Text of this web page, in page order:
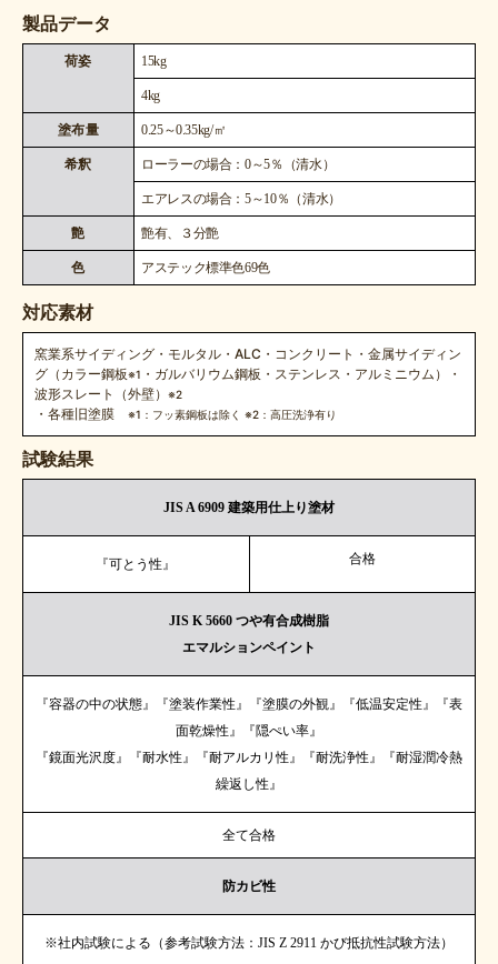
製品データ
荷姿 15kg
4kg
塗布量 0.25～0.35kg/㎡
希釈 ローラーの場合：0～5％（清水）
エアレスの場合：5～10％（清水）
艶 艶有、３分艶
色 アステック標準色69色
対応素材
窯業系サイディング・モルタル・ALC・コンクリート・金属サイディン
グ（カラー鋼板※1 ・ガルバリウム鋼板・ステンレス・アルミニウム）・
波形スレート（外壁）※2
・各種旧塗膜※1：フッ素鋼板は除く ※2：高圧洗浄有り
試験結果
JIS A 6909 建築用仕上り塗材
『可とう性』 合格
JIS K 5660 つや有合成樹脂
エマルションペイント
『容器の中の状態』『塗装作業性』『塗膜の外観』『低温安定性』『表
面乾燥性』『隠ぺい率』
『鏡面光沢度』『耐水性』『耐アルカリ性』『耐洗浄性』『耐湿潤冷熱
繰返し性』
全て合格
防カビ性
※社内試験による（参考試験方法：JIS Z 2911 かび抵抗性試験方法）